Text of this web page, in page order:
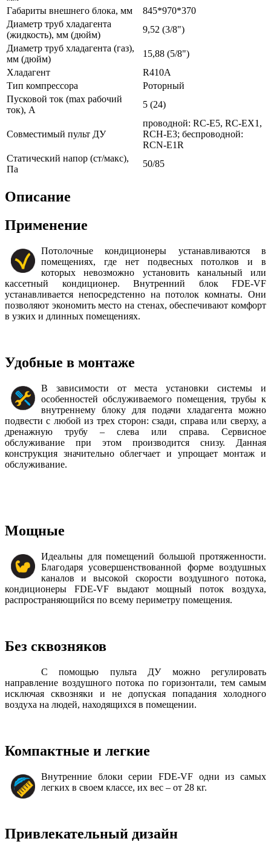
Габариты внешнего блока, мм
845*970*370
Диаметр труб хладагента
(жидкость), мм (дюйм)
9,52 (3/8")
Диаметр труб хладагента (газ),
мм (дюйм)
15,88 (5/8")
Хладагент
R410A
Тип компрессора
Роторный
Пусковой ток (max рабочий
ток), А
5 (24)
Совместимый пульт ДУ
проводной: RC-E5, RC-EX1,
RCH-E3; беспроводной:
RCN-E1R
Статический напор (ст/макс),
Па
50/85
Описание
Применение
Потолочные кондиционеры устанавливаются в
помещениях, где нет подвесных потолков и в
которых невозможно установить канальный или
кассетный кондиционер. Внутренний блок FDE-VF
устанавливается непосредстенно на потолок комнаты. Они
позволяют экономить место на стенах, обеспечивают комфорт
в узких и длинных помещениях.
Удобные в монтаже
В зависимости от места установки системы и
особенностей обслуживаемого помещения, трубы к
внутреннему блоку для подачи хладагента можно
подвести с любой из трех сторон: сзади, справа или сверху, а
дренажную трубу – слева или справа. Сервисное
обслуживание при этом производится снизу. Данная
конструкция значительно облегчает и упрощает монтаж и
обслуживание.
Мощные
Идеальны для помещений большой протяженности.
Благодаря усовершенствованной форме воздушных
каналов и высокой скорости воздушного потока,
кондиционеры FDE-VF выдают мощный поток воздуха,
распространяющийся по всему периметру помещения.
Без сквозняков
С помощью пульта ДУ можно регулировать
направление воздушного потока по горизонтали, тем самым
исключая сквозняки и не допуская попадания холодного
воздуха на людей, находящихся в помещении.
Компактные и легкие
Внутренние блоки серии FDE-VF одни из самых
легких в своем классе, их вес – от 28 кг.
Привлекательный дизайн